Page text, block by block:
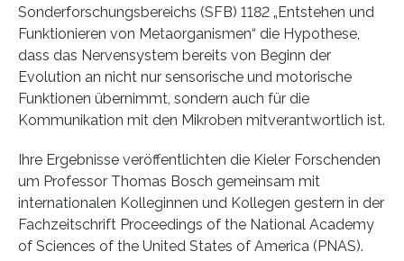
Sonderforschungsbereichs (SFB) 1182 „Entstehen und
Funktionieren von Metaorganismen“ die Hypothese,
dass das Nervensystem bereits von Beginn der
Evolution an nicht nur sensorische und motorische
Funktionen übernimmt, sondern auch für die
Kommunikation mit den Mikroben mitverantwortlich ist.
Ihre Ergebnisse veröffentlichten die Kieler Forschenden
um Professor Thomas Bosch gemeinsam mit
internationalen Kolleginnen und Kollegen gestern in der
Fachzeitschrift Proceedings of the National Academy
of Sciences of the United States of America (PNAS).